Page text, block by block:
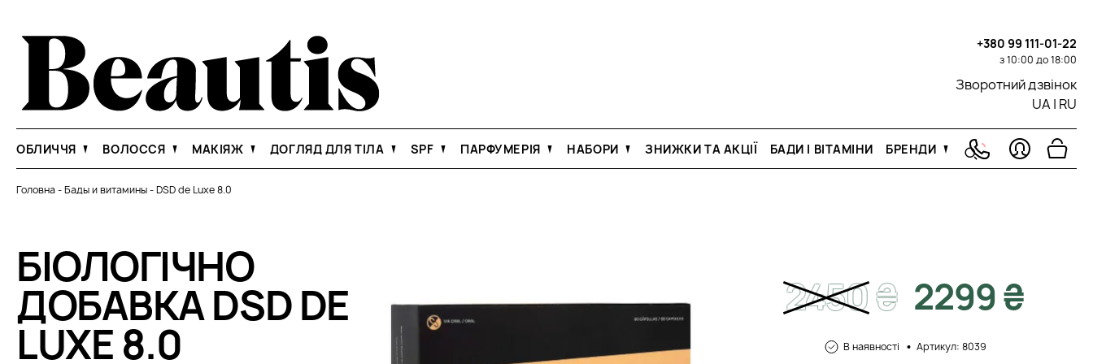
+380 99 111-01-22
з 10:00 до 18:00
Зворотний дзвінок
UA | RU
ОБЛИЧЧЯ ВОЛОССЯ МАКІЯЖ ДОГЛЯД ДЛЯ ТІЛА SPF ПАРФУМЕРІЯ НАБОРИ ЗНИЖКИ ТА АКЦІЇ БАДИ І ВІТАМІНИ БРЕНДИ
Головна-Бады и витамины-DSD de Luxe 8.0
БІОЛОГІЧНО
ДОБАВКА DSD DE
LUXE 8.0
2450₴ 2299 ₴
В наявності Артикул: 8039